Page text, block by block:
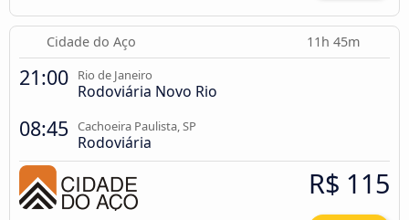
Cidade do Aço 11h 45m
21:00 Rio de Janeiro
Rodoviária Novo Rio
08:45 Cachoeira Paulista, SP
Rodoviária
R$ 115